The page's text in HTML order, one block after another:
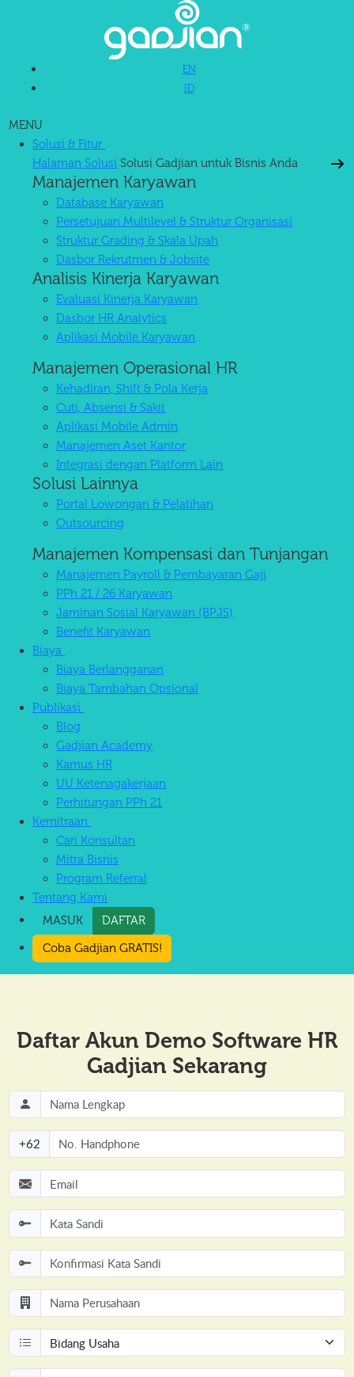
EN
ID
MENU
Solusi & Fitur
Halaman Solusi Solusi Gadjian untuk Bisnis Anda
Manajemen Karyawan
Database Karyawan
Persetujuan Multilevel & Struktur Organisasi
Struktur Grading & Skala Upah
Dasbor Rekrutmen & Jobsite
Analisis Kinerja Karyawan
Evaluasi Kinerja Karyawan
Dasbor HR Analytics
Aplikasi Mobile Karyawan
Manajemen Operasional HR
Kehadiran, Shift & Pola Kerja
Cuti, Absensi & Sakit
Aplikasi Mobile Admin
Manajemen Aset Kantor
Integrasi dengan Platform Lain
Solusi Lainnya
Portal Lowongan & Pelatihan
Outsourcing
Manajemen Kompensasi dan Tunjangan
Manajemen Payroll & Pembayaran Gaji
PPh 21 / 26 Karyawan
Jaminan Sosial Karyawan (BPJS)
Benefit Karyawan
Biaya
Biaya Berlangganan
Biaya Tambahan Opsional
Publikasi
Blog
Gadjian Academy
Kamus HR
UU Ketenagakerjaan
Perhitungan PPh 21
Kemitraan
Cari Konsultan
Mitra Bisnis
Program Referral
Tentang Kami
MASUK
DAFTAR
Coba Gadjian GRATIS!
Daftar Akun Demo Software HR
Gadjian Sekarang
+62